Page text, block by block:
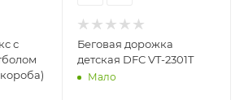
с
Беговая дорожка
детская DFC VT-2301T
Мало